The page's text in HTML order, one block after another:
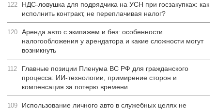
122
НДС-ловушка для подрядчика на УСН при госзакупках: как
исполнить контракт, не переплачивая налог?
120 Аренда авто с экипажем и без: особенности
налогообложения у арендатора и какие сложности могут
возникнуть
112
Главные позиции Пленума ВС РФ для гражданского
процесса: ИИ-технологии, примирение сторон и
компенсация за потерю времени
109
Использование личного авто в служебных целях не